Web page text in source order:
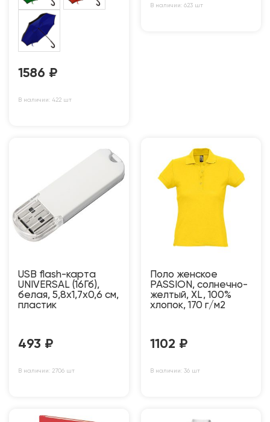
1586 ₽
В наличии: 422 шт
В наличии: 623 шт
USB flash-карта
UNIVERSAL (16Гб),
белая, 5,8х1,7х0,6 см,
пластик
493 ₽
В наличии: 2706 шт
Поло женское
PASSION, солнечно-
желтый, XL, 100%
хлопок, 170 г/м2
1102 ₽
В наличии: 36 шт